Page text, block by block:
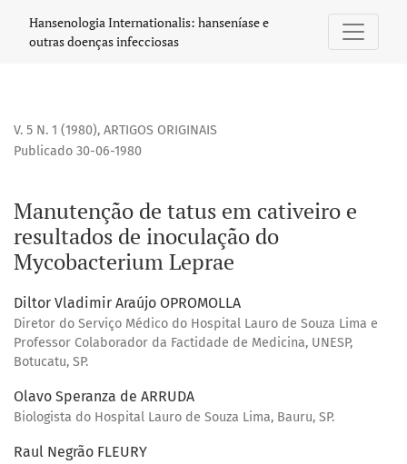
Manutenção de tatus em cativeiro e resultados de
Hansenologia Internationalis: hanseníase e
outras doenças infecciosas
V. 5 N. 1 (1980), ARTIGOS ORIGINAIS
Manutenção de tatus em cativeiro e
resultados de inoculação do
Mycobacterium Leprae
Publicado 30-06-1980
Diltor Vladimir Araújo OPROMOLLA
Diretor do Serviço Médico do Hospital Lauro de Souza Lima e
Professor Colaborador da Factidade de Medicina, UNESP,
Botucatu, SP.
Olavo Speranza de ARRUDA
Biologista do Hospital Lauro de Souza Lima, Bauru, SP.
Raul Negrão FLEURY